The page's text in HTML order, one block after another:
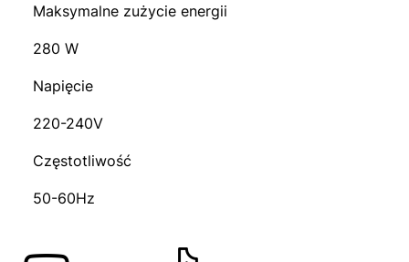
Maksymalne zużycie energii
280 W
Napięcie
220-240V
Częstotliwość
50-60Hz